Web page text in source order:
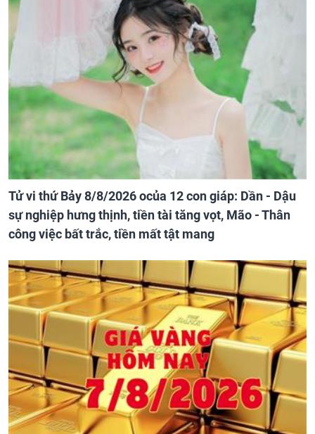
Tử vi thứ Bảy 8/8/2026 ocủa 12 con giáp: Dần - Dậu
sự nghiệp hưng thịnh, tiền tài tăng vọt, Mão - Thân
công việc bất trắc, tiền mất tật mang